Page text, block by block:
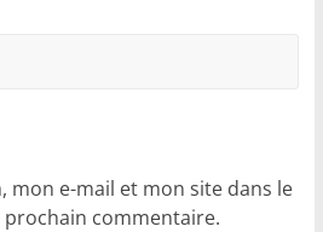
mon e-mail et mon site dans le
commentaire.